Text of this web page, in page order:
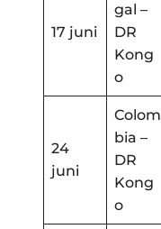
17 juni
gal –
DR
Kong
o
24
juni
Colom
bia –
DR
Kong
o